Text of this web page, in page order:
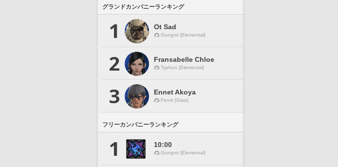
グランドカンパニーランキング
1 Ot Sad
Gungnir [Elemental]
2 Fransabelle Chloe
Typhon [Elemental]
3 Ennet Akoya
Fenrir [Gaia]
フリーカンパニーランキング
1 10:00
Gungnir [Elemental]